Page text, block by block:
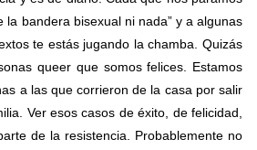
bandera bisexual ni nada” y a algunas
te estás jugando la chamba. Quizás
queer que somos felices. Estamos
a las que corrieron de la casa por salir
Ver esos casos de éxito, de felicidad,
de la resistencia. Probablemente no